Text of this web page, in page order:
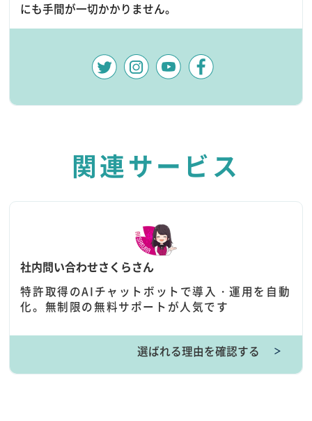
にも手間が一切かかりません。
関連サービス
社内問い合わせさくらさん
特許取得のAIチャットボットで導入・運用を自動
化。無制限の無料サポートが人気です
選ばれる理由を確認する ＞